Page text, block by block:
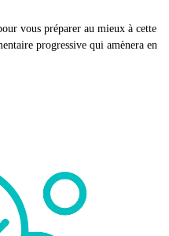
vous préparer au mieux à cette
progressive qui amènera en